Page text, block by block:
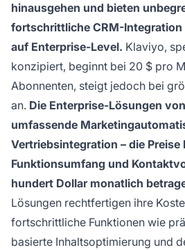
hinausgehen und bieten
fortschrittliche CRM-
auf Enterprise-Level. Klaviyo,
konzipiert, beginnt bei 20 $ pro
Abonnenten, steigt jedoch bei
an. Die Enterprise-Lösungen
umfassende
Vertriebsintegration – die Preise
Funktionsumfang und
hundert Dollar monatlich
Lösungen rechtfertigen ihre
fortschrittliche Funktionen wie
basierte Inhaltsoptimierung und